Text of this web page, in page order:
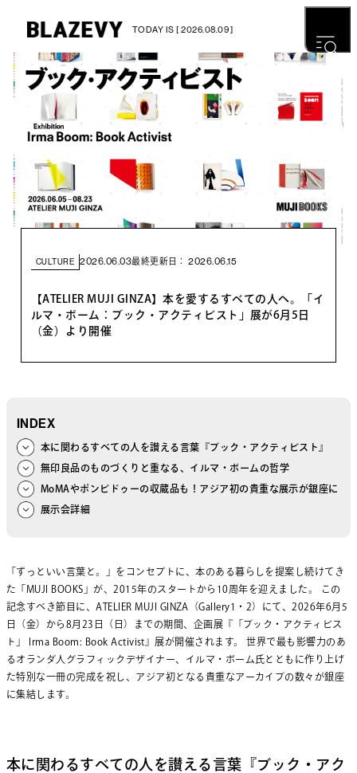
TODAY IS [ 2026.08.09 ]
CULTURE 2026.06.03最終更新日： 2026.06.15
【ATELIER MUJI GINZA】本を愛するすべての人へ。「イ
ルマ・ボーム：ブック・アクティビスト」展が6月5日
（金）より開催
INDEX
本に関わるすべての人を讃える言葉『ブック・アクティビスト』
無印良品のものづくりと重なる、イルマ・ボームの哲学
MoMAやポンピドゥーの収蔵品も！アジア初の貴重な展示が銀座に
展示会詳細
「ずっといい言葉と。」をコンセプトに、本のある暮らしを提案し続けてき
た「MUJI BOOKS」が、2015年のスタートから10周年を迎えました。 この
記念すべき節目に、ATELIER MUJI GINZA（Gallery1・2）にて、2026年6月5
日（金）から8月23日（日）までの期間、企画展『「ブック・アクティビス
ト」 Irma Boom: Book Activist』展が開催されます。 世界で最も影響力のあ
るオランダ人グラフィックデザイナー、イルマ・ボーム氏とともに作り上げ
た特別な一冊の完成を祝し、アジア初となる貴重なアーカイブの数々が銀座
に集結します。
本に関わるすべての人を讃える言葉『ブック・アク